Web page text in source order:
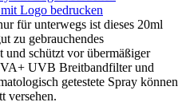
Logo bedrucken
für unterwegs ist dieses 20ml
zu gebrauchendes
und schützt vor übermäßiger
UVB Breitbandfilter und
getestete Spray können
versehen.